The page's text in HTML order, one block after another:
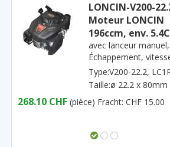
LONCIN-V200-
Moteur LONCIN
196ccm, env.
avec lanceur manuel,
Échappement,
Type:V200-22.2,
Taille:ø 22.2 x 80mm
268.10 CHF (pièce) Fracht: CHF 15.00